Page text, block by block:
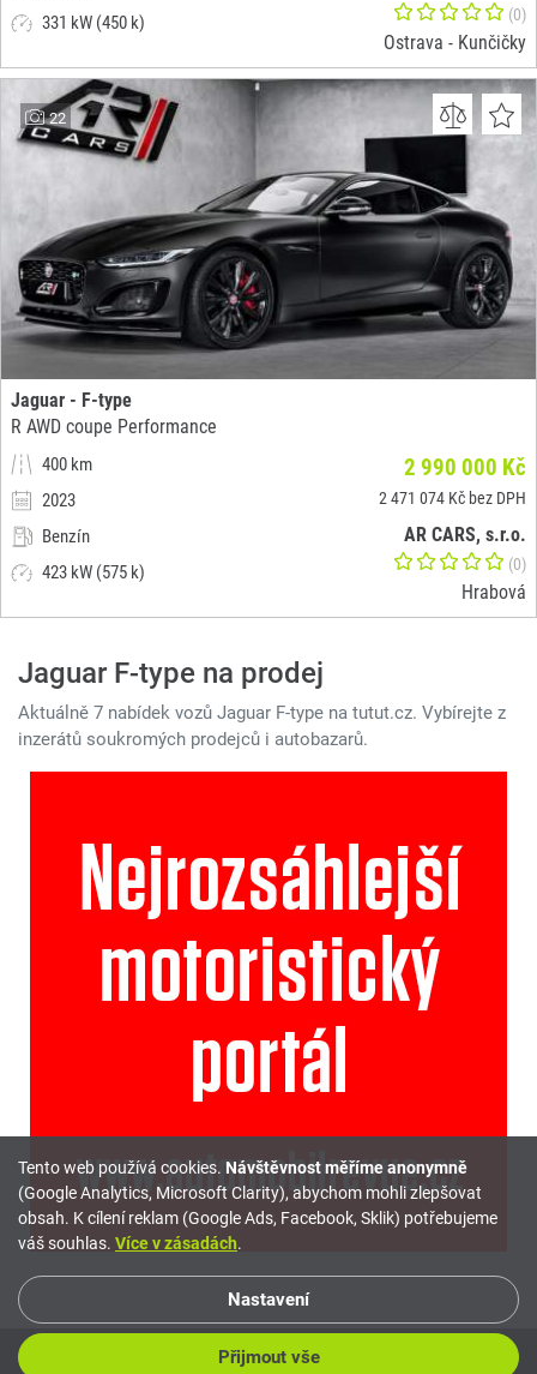
331 kW (450 k)
(0)
Ostrava - Kunčičky
22
Jaguar - F-type
R AWD coupe Performance
400 km
2023
Benzín
423 kW (575 k)
2 990 000 Kč
2 471 074 Kč bez DPH
AR CARS, s.r.o.
(0)
Hrabová
Jaguar F-type na prodej
Aktuálně 7 nabídek vozů Jaguar F-type na tutut.cz. Vybírejte z
inzerátů soukromých prodejců i autobazarů.
Tento web používá cookies. Návštěvnost měříme anonymně
(Google Analytics, Microsoft Clarity), abychom mohli zlepšovat
obsah. K cílení reklam (Google Ads, Facebook, Sklik) potřebujeme
váš souhlas. Více v zásadách.
Nastavení
Přijmout vše